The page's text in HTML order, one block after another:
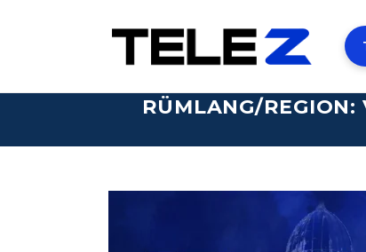
RÜMLANG/REGION: